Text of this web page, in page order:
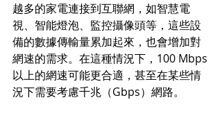
越多的家電連接到互聯網，如智慧電
視、智能燈泡、監控攝像頭等，這些設
備的數據傳輸量累加起來，也會增加對
網速的需求。在這種情況下，100 Mbps
以上的網速可能更合適，甚至在某些情
況下需要考慮千兆（Gbps）網路。